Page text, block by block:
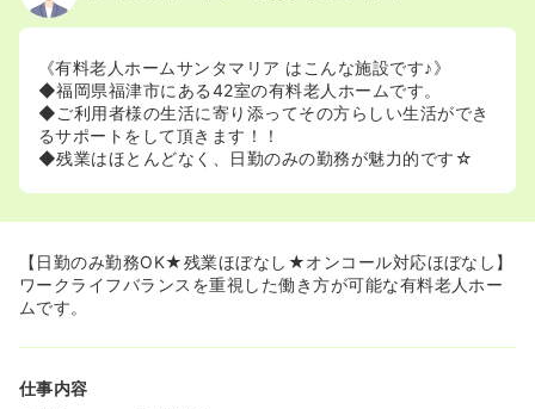
《有料老人ホームサンタマリア はこんな施設です♪》
◆福岡県福津市にある42室の有料老人ホームです。
◆ご利用者様の生活に寄り添ってその方らしい生活ができ
るサポートをして頂きます！！
◆残業はほとんどなく、日勤のみの勤務が魅力的です☆
【日勤のみ勤務OK★残業ほぼなし★オンコール対応ほぼなし】
ワークライフバランスを重視した働き方が可能な有料老人ホー
ムです。
仕事内容